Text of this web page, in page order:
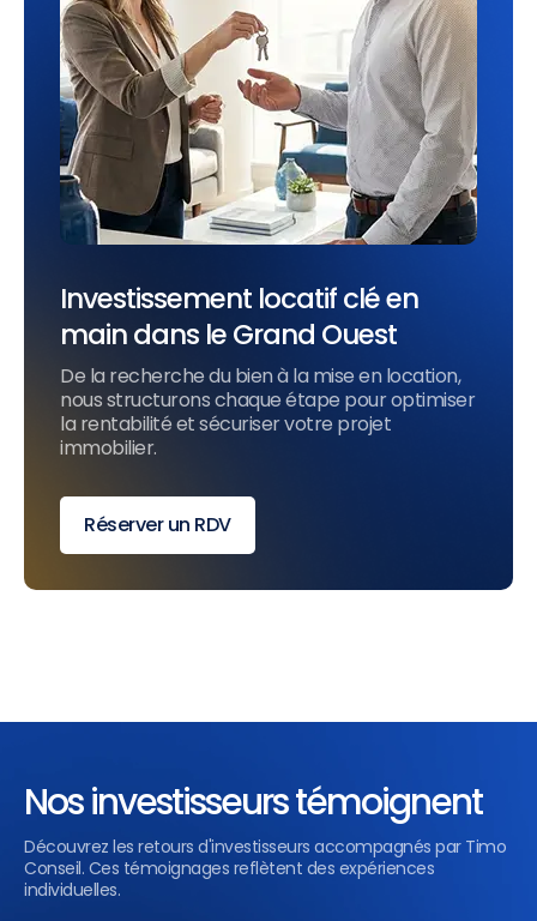
Investissement locatif clé en
main dans le Grand Ouest
De la recherche du bien à la mise en location,
nous structurons chaque étape pour optimiser
la rentabilité et sécuriser votre projet
immobilier.
Réserver un RDV
Nos investisseurs témoignent
Découvrez les retours d'investisseurs accompagnés par Timo
Conseil. Ces témoignages reflètent des expériences
individuelles.